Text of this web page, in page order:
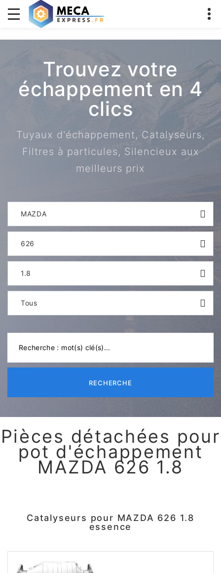
Trouvez votre
échappement en 4
clics
Tuyaux d'échappement, Catalyseurs,
Filtres à particules, Silencieux aux
meilleurs prix
MAZDA
626
1.8
Tous
RECHERCHE
Pièces détachées pour
pot d'échappement
MAZDA 626 1.8
Catalyseurs pour MAZDA 626 1.8
essence